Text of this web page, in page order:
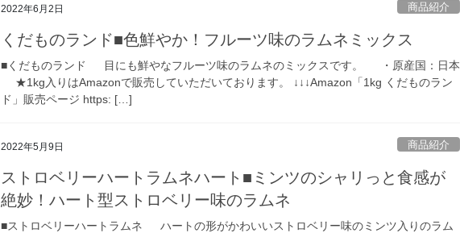
2022年6月2日 商品紹介
くだものランド■色鮮やか！フルーツ味のラムネミックス
■くだものランド 目にも鮮やなフルーツ味のラムネのミックスです。 ・原産国：日本
★1kg入りはAmazonで販売していただいております。 ↓↓↓Amazon「1kg くだものラン
ド」販売ページ https: […]
2022年5月9日 商品紹介
ストロベリーハートラムネハート■ミンツのシャリっと食感が
絶妙！ハート型ストロベリー味のラムネ
■ストロベリーハートラムネ ハートの形がかわいいストロベリー味のミンツ入りのラム